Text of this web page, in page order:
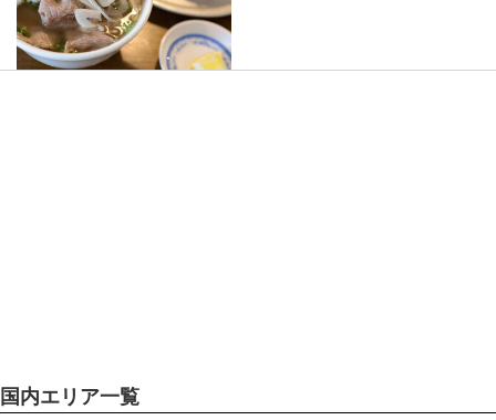
国内エリア一覧